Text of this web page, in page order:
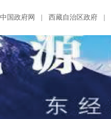
中国政府网 西藏自治区政府